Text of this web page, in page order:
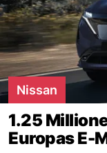
Nissan
1.25
Europas E-